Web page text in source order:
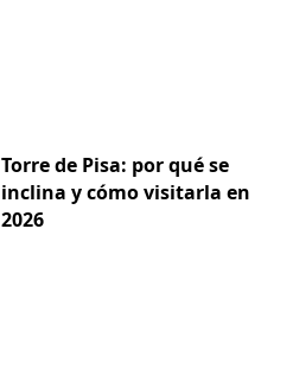
Torre de Pisa: por qué se
inclina y cómo visitarla en
2026